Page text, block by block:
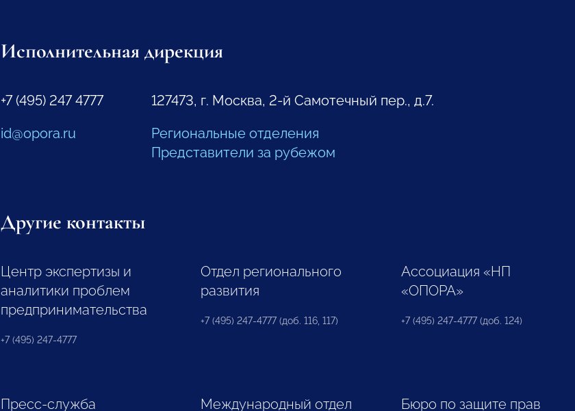
Исполнительная дирекция
+7 (495) 247 4777
id@opora.ru
127473, г. Москва, 2-й Самотечный пер., д.7.
Региональные отделения
Представители за рубежом
Другие контакты
Центр экспертизы и
аналитики проблем
предпринимательства
+7 (495) 247-4777
Отдел регионального
развития
+7 (495) 247-4777 (доб. 116, 117)
Ассоциация «НП
«ОПОРА»
+7 (495) 247-4777 (доб. 124)
Пресс-служба Международный отдел Бюро по защите прав